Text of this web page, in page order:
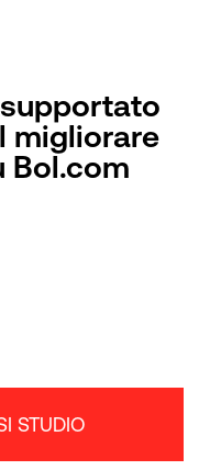
migliorare
Bol.com
STUDIO